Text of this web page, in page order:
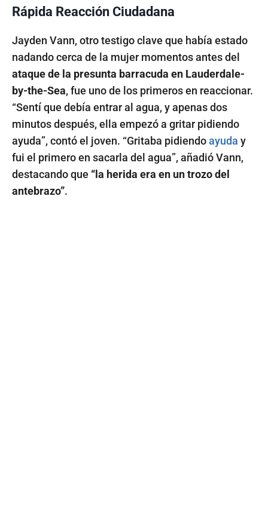
Rápida Reacción Ciudadana
Jayden Vann, otro testigo clave que había estado
nadando cerca de la mujer momentos antes del
ataque de la presunta barracuda en Lauderdale-
by-the-Sea, fue uno de los primeros en reaccionar.
“Sentí que debía entrar al agua, y apenas dos
minutos después, ella empezó a gritar pidiendo
ayuda”, contó el joven. “Gritaba pidiendoayuda y
fui el primero en sacarla del agua”, añadió Vann,
destacando que “la herida era en un trozo del
antebrazo”.